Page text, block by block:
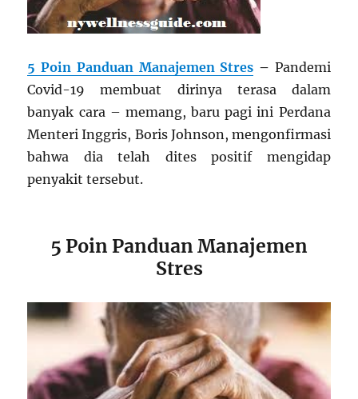
5 Poin Panduan Manajemen Stres – Pandemi
Covid-19 membuat dirinya terasa dalam
banyak cara – memang, baru pagi ini Perdana
Menteri Inggris, Boris Johnson, mengonfirmasi
bahwa dia telah dites positif mengidap
penyakit tersebut.
5 Poin Panduan Manajemen
Stres